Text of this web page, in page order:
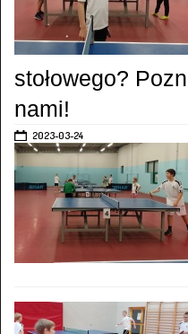
stołowego?
nami!
2023-03-24